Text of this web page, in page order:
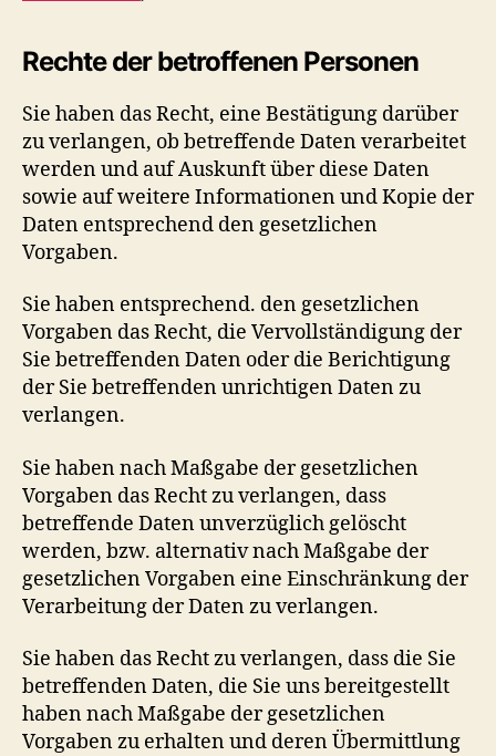
Rechte der betroffenen Personen
Sie haben das Recht, eine Bestätigung darüber
zu verlangen, ob betreffende Daten verarbeitet
werden und auf Auskunft über diese Daten
sowie auf weitere Informationen und Kopie der
Daten entsprechend den gesetzlichen
Vorgaben.
Sie haben entsprechend. den gesetzlichen
Vorgaben das Recht, die Vervollständigung der
Sie betreffenden Daten oder die Berichtigung
der Sie betreffenden unrichtigen Daten zu
verlangen.
Sie haben nach Maßgabe der gesetzlichen
Vorgaben das Recht zu verlangen, dass
betreffende Daten unverzüglich gelöscht
werden, bzw. alternativ nach Maßgabe der
gesetzlichen Vorgaben eine Einschränkung der
Verarbeitung der Daten zu verlangen.
Sie haben das Recht zu verlangen, dass die Sie
betreffenden Daten, die Sie uns bereitgestellt
haben nach Maßgabe der gesetzlichen
Vorgaben zu erhalten und deren Übermittlung